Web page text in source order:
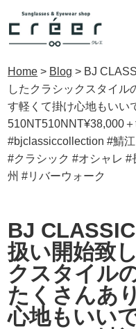
Home > Blog > BJ
したクラシックスタイル
す軽くて掛け心地もいい
510NT510NNT¥38,000
#bjclassiccollection #鯖
#クラシック #オシャレ
州 #リバーウォーク
BJ
扱い開始致
クスタイル
たくさんあ
心地もいい